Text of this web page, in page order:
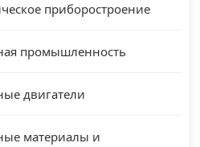
приборостроение
промышленность
двигатели
материалы и